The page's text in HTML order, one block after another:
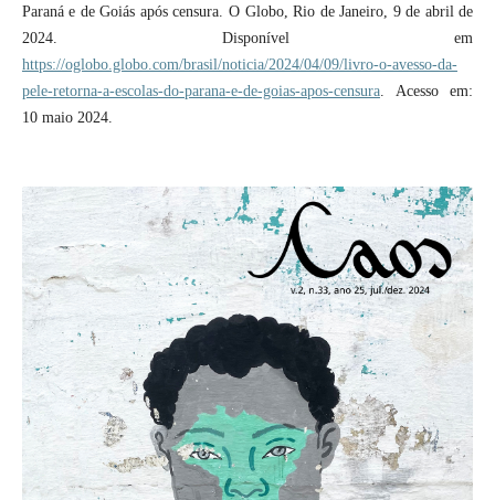
Paraná e de Goiás após censura. O Globo, Rio de Janeiro, 9 de abril de
2024. Disponível em
https://oglobo.globo.com/brasil/noticia/2024/04/09/livro-o-avesso-da-
pele-retorna-a-escolas-do-parana-e-de-goias-apos-censura. Acesso em:
10 maio 2024.